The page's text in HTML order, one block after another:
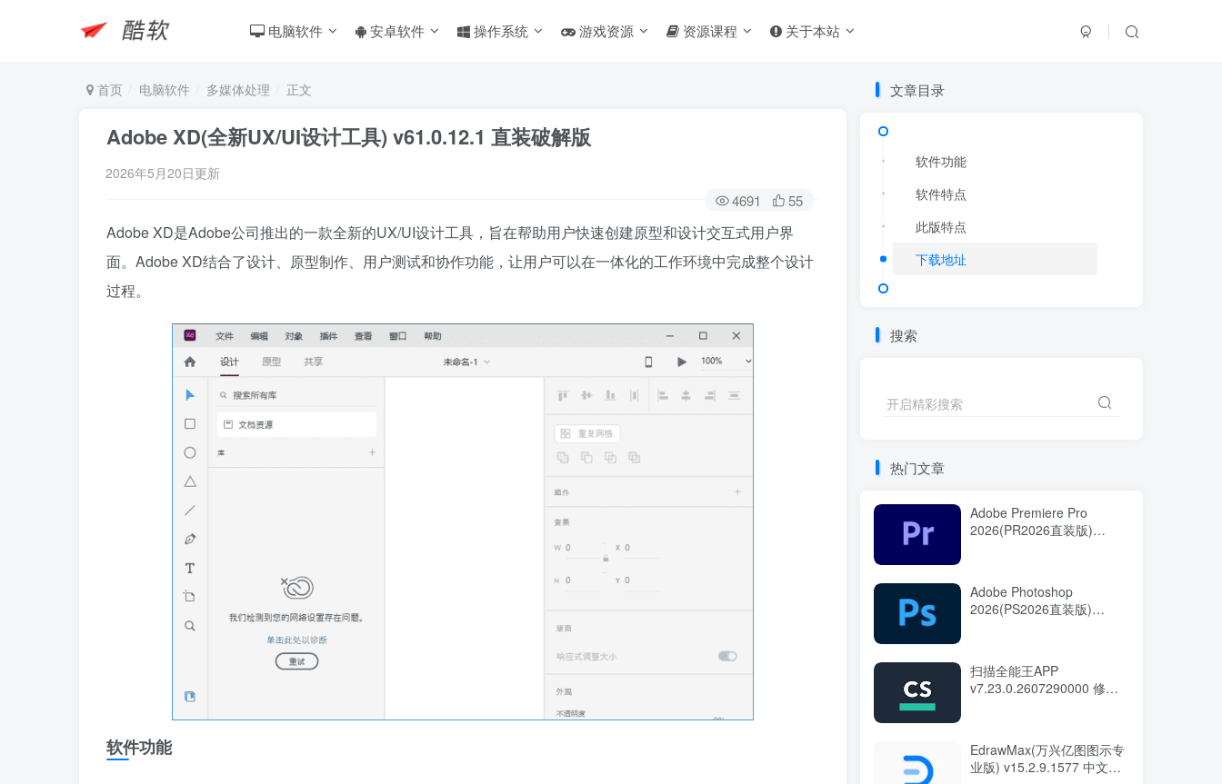
电脑软件 安卓软件 操作系统 游戏资源 资源课程 关于本站
首页 电脑软件 多媒体处理 正文
Adobe XD(全新UX/UI设计工具) v61.0.12.1 直装破解版
2026年5月20日更新
4691 55
Adobe XD是Adobe公司推出的一款全新的UX/UI设计工具，旨在帮助用户快速创建原型和设计交互式用户界
面。Adobe XD结合了设计、原型制作、用户测试和协作功能，让用户可以在一体化的工作环境中完成整个设计
过程。
软件功能
文章目录
软件功能
软件特点
此版特点
下载地址
文章目录
软件功能
软件特点
此版特点
下载地址
搜索
开启精彩搜索
热门文章
Adobe Premiere Pro
2026(PR2026直装版)
Adobe Photoshop
2026(PS2026直装版)
扫描全能王APP
v7.23.0.2607290000 修改
EdrawMax(万兴亿图图示专
业版) v15.2.9.1577 中文绿